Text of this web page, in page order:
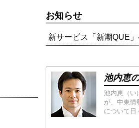
お知らせ
新サービス「新潮QUE
池内恵
池内恵（い
が、中東情
について日